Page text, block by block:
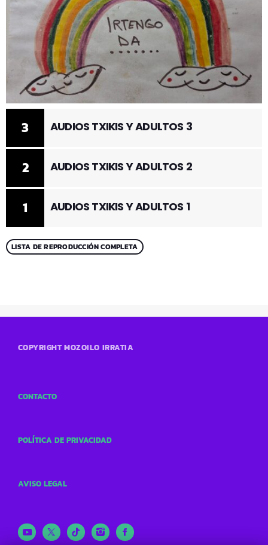
1 AUDIOS TXIKIS Y ADULTOS 1
2 AUDIOS TXIKIS Y ADULTOS 2
3 AUDIOS TXIKIS Y ADULTOS 3
LISTA DE REPRODUCCIÓN COMPLETA
COPYRIGHT MOZOILO IRRATIA
CONTACTO
POLÍTICA DE PRIVACIDAD
AVISO LEGAL